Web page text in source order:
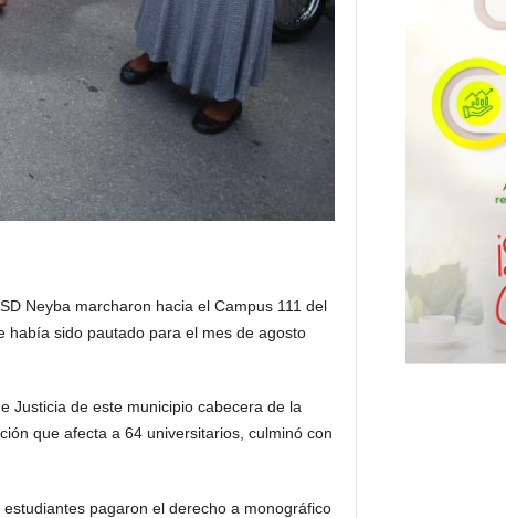
Neyba marcharon hacia el Campus 111 del
había sido pautado para el mes de agosto
Justicia de este municipio cabecera de la
que afecta a 64 universitarios, culminó con
pagaron el derecho a monográfico